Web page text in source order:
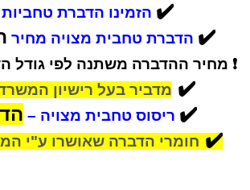
✔️ הזמינו הדברת
✔️ הדברת טחבית מצויה מחיר
❗ מחיר ההדברה משתנה לפי גודל
✔️מדביר בעל רישיון
✔️ ריסוס טחבית מצויה –
✔️חומרי הדברה שאושרו ע"י